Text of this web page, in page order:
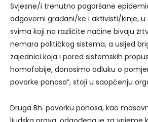
Svjesne/i trenutno pogoršane
odgovorni građani/ke i aktivisti/kinje, u
svima koji na različite načine bivaju
nemara političkog sistema, a usljed
zajednici koja i pored sistemskih
homofobije, donosimo odluku o
povorke ponosa”, stoji u saopćenju
Druga Bh. povorku ponosa, kao